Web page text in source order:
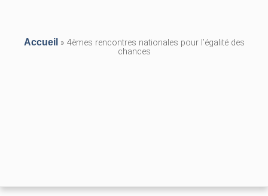
Accueil » 4èmes rencontres nationales pour l’égalité des
chances